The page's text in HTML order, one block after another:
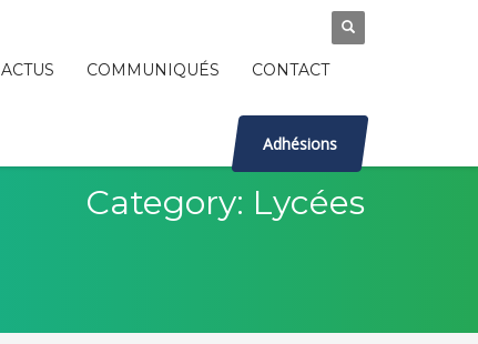
ACTUS COMMUNIQUÉS CONTACT
Adhésions
Category: Lycées